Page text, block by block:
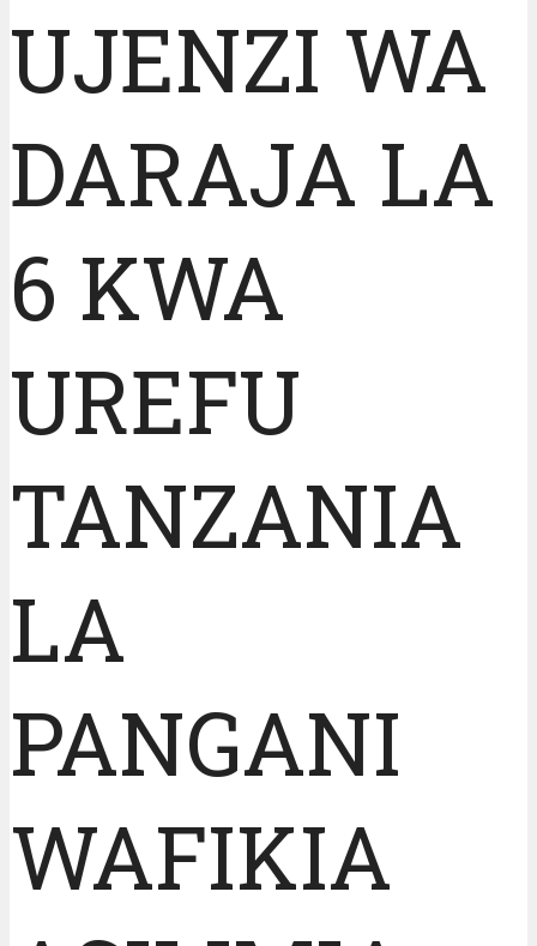
UJENZI WA
DARAJA LA
6 KWA
UREFU
TANZANIA
LA
PANGANI
WAFIKIA